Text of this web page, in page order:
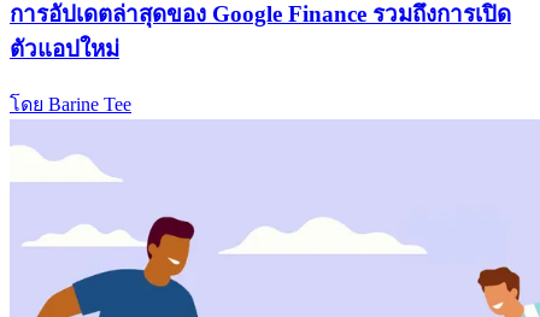
การอัปเดตล่าสุดของ Google Finance รวมถึงการเปิด
ตัวแอปใหม่
โดย Barine Tee